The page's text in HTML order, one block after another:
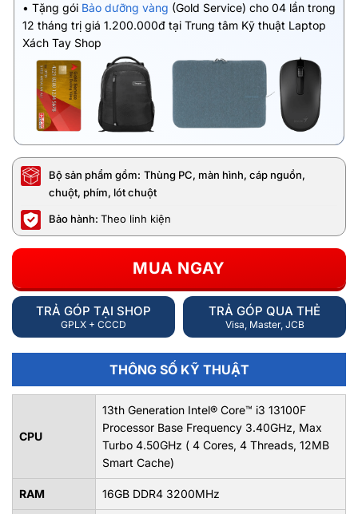
• Tặng gói Bảo dưỡng vàng (Gold Service) cho 04 lần trong
12 tháng trị giá 1.200.000đ tại Trung tâm Kỹ thuật Laptop
Xách Tay Shop
Bộ sản phẩm gồm: Thùng PC, màn hình, cáp nguồn,
chuột, phím, lót chuột
Bảo hành: Theo linh kiện
MUA NGAY
TRẢ GÓP TẠI SHOP
GPLX + CCCD
TRẢ GÓP QUA THẺ
Visa, Master, JCB
THÔNG SỐ KỸ THUẬT
CPU
13th Generation Intel® Core™ i3 13100F
Processor Base Frequency 3.40GHz, Max
Turbo 4.50GHz ( 4 Cores, 4 Threads, 12MB
Smart Cache)
RAM 16GB DDR4 3200MHz